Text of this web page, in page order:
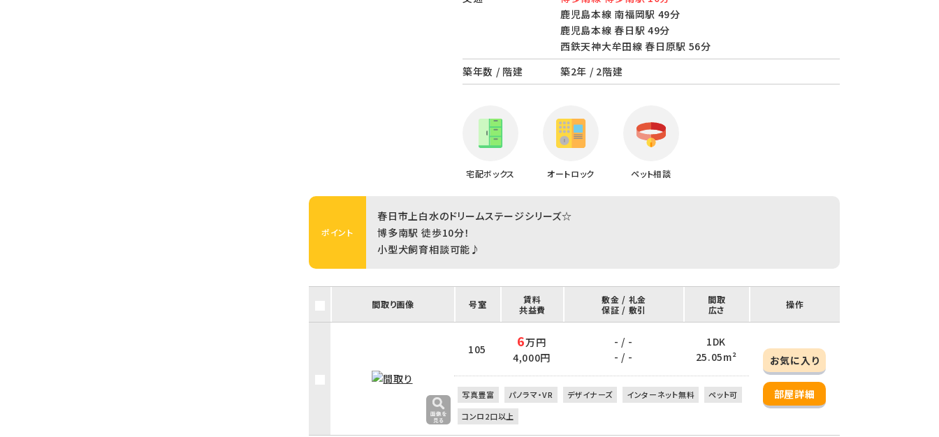
鹿児島本線 南福岡駅 49分
鹿児島本線 春日駅 49分
西鉄天神大牟田線 春日原駅 56分
築年数 / 階建
築2年 / 2階建
宅配ボックス オートロック ペット相談
ポイント
春日市上白水のドリームステージシリーズ☆
博多南駅 徒歩10分！
小型犬飼育相談可能♪
間取り画像 号室
賃料
共益費
敷金 / 礼金
保証 / 敷引
間取
広さ
操作
105 6万円
4,000円
- / -
- / -
1DK
25.05m²
お気に入り
部屋詳細
写真豊富 パノラマ・VR デザイナーズ インターネット無料
ペット可
コンロ2口以上